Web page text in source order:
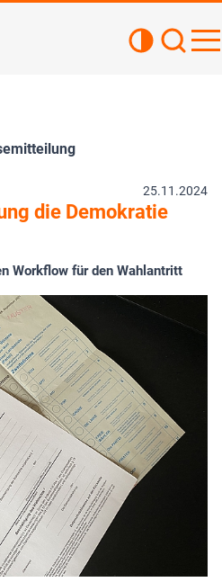
25.11.2024
die Demokratie
Workflow für den Wahlantritt